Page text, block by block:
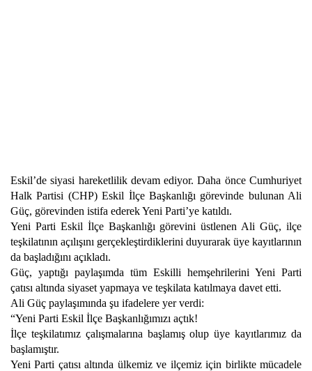
Eskil’de siyasi hareketlilik devam ediyor. Daha önce Cumhuriyet
Halk Partisi (CHP) Eskil İlçe Başkanlığı görevinde bulunan Ali
Güç, görevinden istifa ederek Yeni Parti’ye katıldı.
Yeni Parti Eskil İlçe Başkanlığı görevini üstlenen Ali Güç, ilçe
teşkilatının açılışını gerçekleştirdiklerini duyurarak üye kayıtlarının
da başladığını açıkladı.
Güç, yaptığı paylaşımda tüm Eskilli hemşehrilerini Yeni Parti
çatısı altında siyaset yapmaya ve teşkilata katılmaya davet etti.
Ali Güç paylaşımında şu ifadelere yer verdi:
“Yeni Parti Eskil İlçe Başkanlığımızı açtık!
İlçe teşkilatımız çalışmalarına başlamış olup üye kayıtlarımız da
başlamıştır.
Yeni Parti çatısı altında ülkemiz ve ilçemiz için birlikte mücadele